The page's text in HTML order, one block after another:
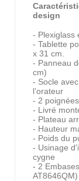
design
- Plexiglass
- Tablette
x 31 cm.
- Panneau
cm)
- Socle
l’orateur
- 2
- Livré
- Plateau
- Hauteur
- Poids du
- Usinage
cygne
- 2
AT8646QM)